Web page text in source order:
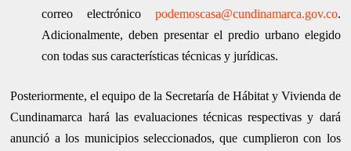
correo electrónico podemoscasa@cundinamarca.gov.co.
Adicionalmente, deben presentar el predio urbano elegido
con todas sus características técnicas y jurídicas.
Posteriormente, el equipo de la Secretaría de Hábitat y Vivienda de
Cundinamarca hará las evaluaciones técnicas respectivas y dará
anunció a los municipios seleccionados, que cumplieron con los